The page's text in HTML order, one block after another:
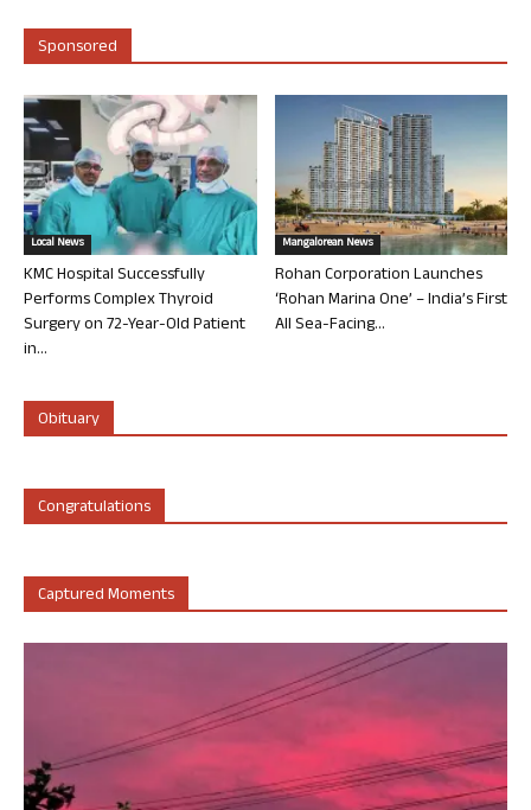
Sponsored
Local News
KMC Hospital Successfully
Performs Complex Thyroid
Surgery on 72-Year-Old Patient
in...
Mangalorean News
Rohan Corporation Launches
‘Rohan Marina One’ – India’s First
All Sea-Facing...
Obituary
Congratulations
Captured Moments